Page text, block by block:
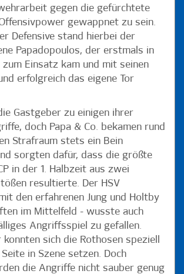
gegen die gefürchtete
gewappnet zu sein.
Defensive stand hierbei der
Papadopoulos, der erstmals in
zum Einsatz kam und mit seinen
erfolgreich das eigene Tor
Gastgeber zu einigen ihrer
doch Papa & Co. bekamen rund
Strafraum stets ein Bein
sorgten dafür, dass die größte
in der 1. Halbzeit aus zwei
resultierte. Der HSV
den erfahrenen Jung und Holtby
im Mittelfeld - wusste auch
Angriffsspiel zu gefallen.
konnten sich die Rothosen speziell
in Szene setzen. Doch
die Angriffe nicht sauber genug